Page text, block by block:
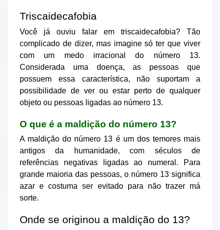
Triscaidecafobia
Você já ouviu falar em triscaidecafobia? Tão
complicado de dizer, mas imagine só ter que viver
com um medo irracional do número 13.
Considerada uma doença, as pessoas que
possuem essa característica, não suportam a
possibilidade de ver ou estar perto de qualquer
objeto ou pessoas ligadas ao número 13.
O que é a maldição do número 13?
A maldição do número 13 é um dos temores mais
antigos da humanidade, com séculos de
referências negativas ligadas ao numeral. Para
grande maioria das pessoas, o número 13 significa
azar e costuma ser evitado para não trazer má
sorte.
Onde se originou a maldição do 13?